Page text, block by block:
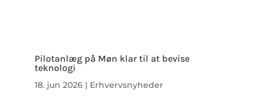
Pilotanlæg på Møn klar til at bevise
teknologi
18. jun 2026 | Erhvervsnyheder